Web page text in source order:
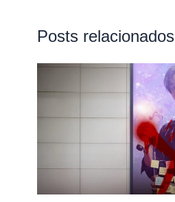
Posts relacionados